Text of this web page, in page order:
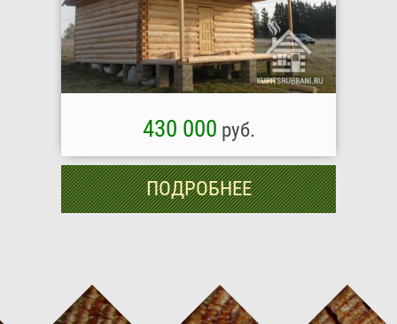
430 000 руб.
ПОДРОБНЕЕ